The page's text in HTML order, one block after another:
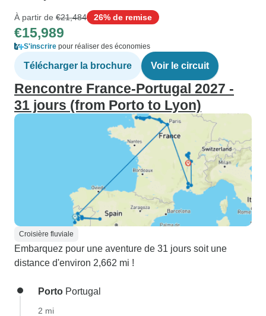
À partir de €21,484 26% de remise
€15,989
S'inscrire pour réaliser des économies
Télécharger la brochure Voir le circuit
Rencontre France-Portugal 2027 -
31 jours (from Porto to Lyon)
Croisière fluviale
Embarquez pour une aventure de 31 jours soit une
distance d'environ 2,662 mi !
Porto Portugal
2 mi